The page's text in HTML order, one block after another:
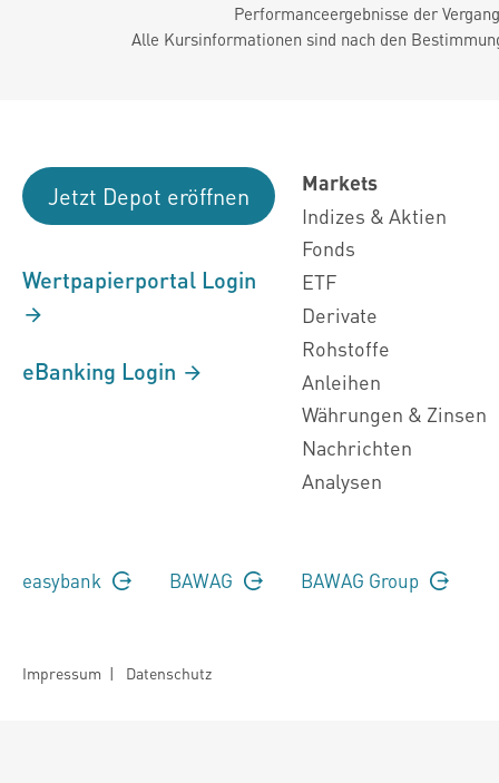
Performanceergebnisse der
Alle Kursinformationen sind nach den
Jetzt Depot eröffnen
Wertpapierportal Login
eBanking Login
Markets
Indizes & Aktien
Fonds
ETF
Derivate
Rohstoffe
Anleihen
Währungen & Zinsen
Nachrichten
Analysen
easybank BAWAG BAWAG Group
Impressum | Datenschutz